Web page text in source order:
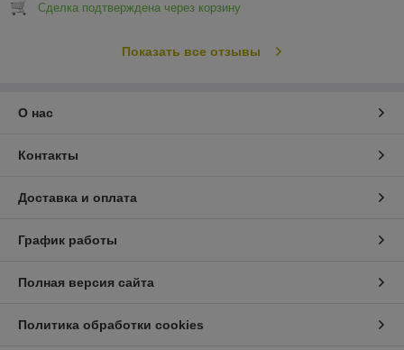
Сделка подтверждена через корзину
Показать все отзывы
О нас
Контакты
Доставка и оплата
График работы
Полная версия сайта
Политика обработки cookies